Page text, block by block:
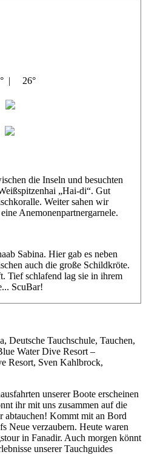
| 26°
die Inseln und besuchten
„Hai-di“. Gut
Weiter sahen wir
Anemonenpartnergarnele.
Sabina. Hier gab es neben
auch die große Schildkröte.
Tief schlafend lag sie in ihrem
ScuBar!
Deutsche Tauchschule, Tauchen,
Water Dive Resort –
Resort, Sven Kahlbrock,
unserer Boote erscheinen
ihr mit uns zusammen auf die
abtauchen! Kommt mit an Bord
Neue verzaubern. Heute waren
in Fanadir. Auch morgen könnt
unserer Tauchguides